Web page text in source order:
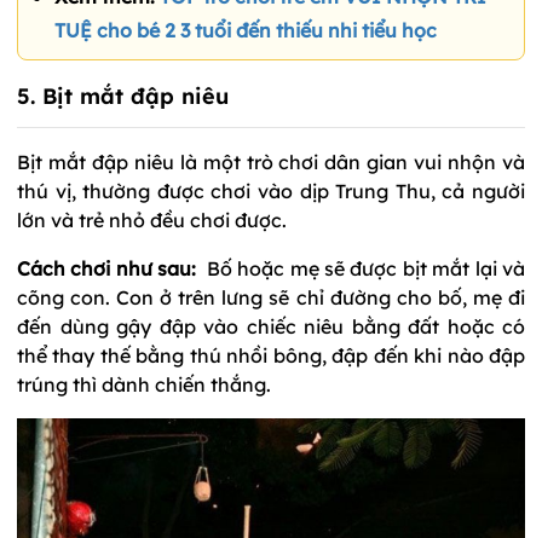
TUỆ cho bé 2 3 tuổi đến thiếu nhi tiểu học
5. Bịt mắt đập niêu
Bịt mắt đập niêu là một trò chơi dân gian vui nhộn và
thú vị, thường được chơi vào dịp Trung Thu, cả người
lớn và trẻ nhỏ đều chơi được.
Cách chơi như sau: Bố hoặc mẹ sẽ được bịt mắt lại và
cõng con. Con ở trên lưng sẽ chỉ đường cho bố, mẹ đi
đến dùng gậy đập vào chiếc niêu bằng đất hoặc có
thể thay thế bằng thú nhồi bông, đập đến khi nào đập
trúng thì dành chiến thắng.